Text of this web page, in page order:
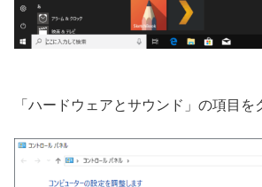
「ハードウェアとサウンド」の項目を